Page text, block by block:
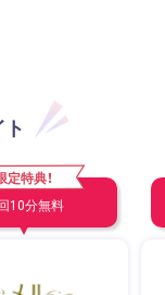
定特典！
10分無料